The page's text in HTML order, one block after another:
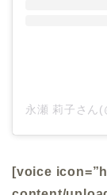
永瀬 莉子さん
[voice